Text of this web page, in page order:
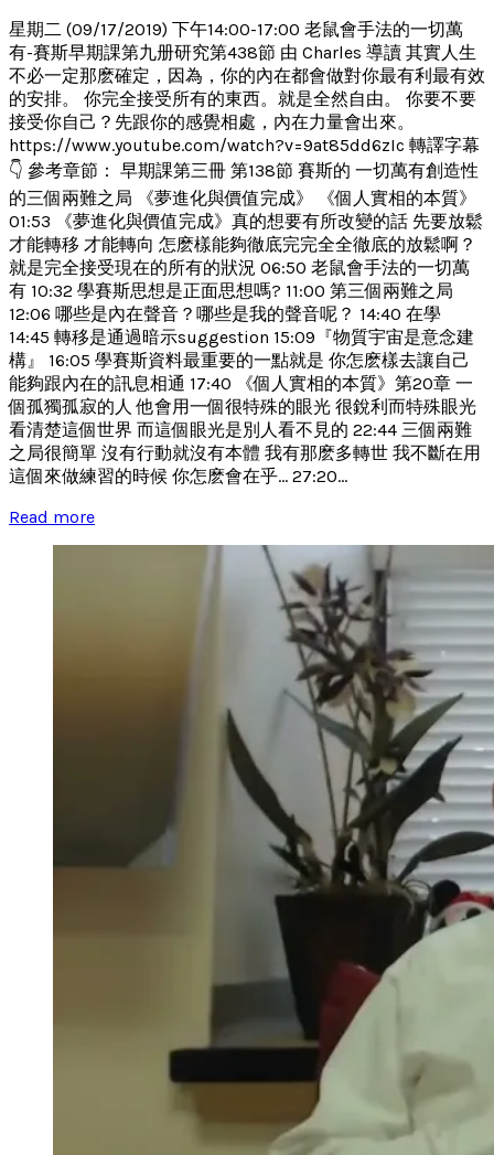
星期二 (09/17/2019) 下午14:00-17:00 老鼠會手法的一切萬
有-賽斯早期課第九册研究第438節 由 Charles 導讀 其實人生
不必一定那麽確定，因為，你的內在都會做對你最有利最有效
的安排。 你完全接受所有的東西。就是全然自由。 你要不要
接受你自己？先跟你的感覺相處，內在力量會出來。
https://www.youtube.com/watch?v=9at85dd6zIc 轉譯字幕
👇 參考章節： 早期課第三冊 第138節 賽斯的 一切萬有創造性
的三個兩難之局 《夢進化與價值完成》 《個人實相的本質》
01:53 《夢進化與價值完成》真的想要有所改變的話 先要放鬆
才能轉移 才能轉向 怎麽樣能夠徹底完完全全徹底的放鬆啊？
就是完全接受現在的所有的狀況 06:50 老鼠會手法的一切萬
有 10:32 學賽斯思想是正面思想嗎? 11:00 第三個兩難之局
12:06 哪些是內在聲音？哪些是我的聲音呢？ 14:40 在學
14:45 轉移是通過暗示suggestion 15:09『物質宇宙是意念建
構』 16:05 學賽斯資料最重要的一點就是 你怎麽樣去讓自己
能夠跟內在的訊息相通 17:40 《個人實相的本質》第20章 一
個孤獨孤寂的人 他會用一個很特殊的眼光 很銳利而特殊眼光
看清楚這個世界 而這個眼光是別人看不見的 22:44 三個兩難
之局很簡單 沒有行動就沒有本體 我有那麽多轉世 我不斷在用
這個來做練習的時候 你怎麽會在乎... 27:20...
Read more